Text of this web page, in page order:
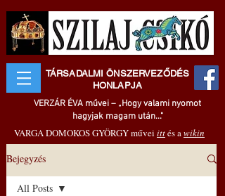
TÁRSADALMI ÖNSZERVEZŐDÉS
HONLAPJA
VERZÁR ÉVA művei – „Hogy valami nyomot
hagyjak magam után..."
VARGA DOMOKOS GYÖRGY művei ittés awikin
Bejegyzés
All Posts